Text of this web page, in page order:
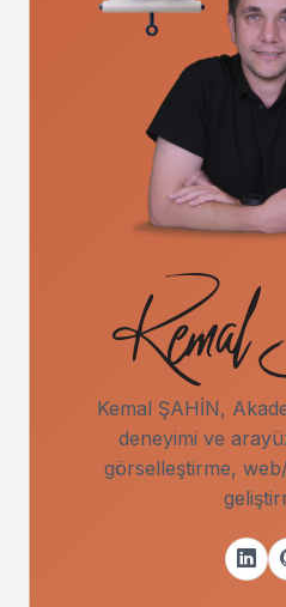
Kemal ŞAHİN,
deneyimi ve
görselleştirme,